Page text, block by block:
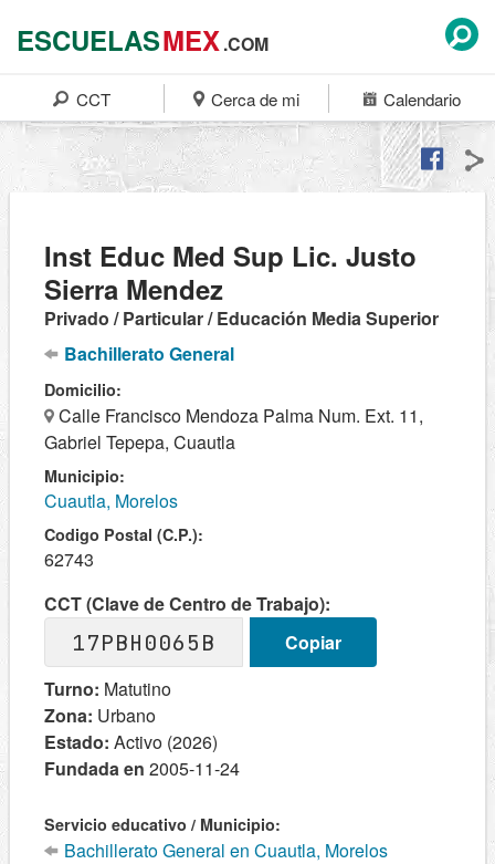
ESCUELASMEX.COM
CCT Cerca de mi Calendario
Inst Educ Med Sup Lic. Justo
Sierra Mendez
Privado / Particular / Educación Media Superior
Bachillerato General
Domicilio:
Calle Francisco Mendoza Palma Num. Ext. 11,
Gabriel Tepepa, Cuautla
Municipio:
Cuautla, Morelos
Codigo Postal (C.P.):
62743
CCT (Clave de Centro de Trabajo):
17PBH0065B
Copiar
Turno: Matutino
Zona: Urbano
Estado: Activo (2026)
Fundada en 2005-11-24
Servicio educativo / Municipio:
Bachillerato General en Cuautla, Morelos